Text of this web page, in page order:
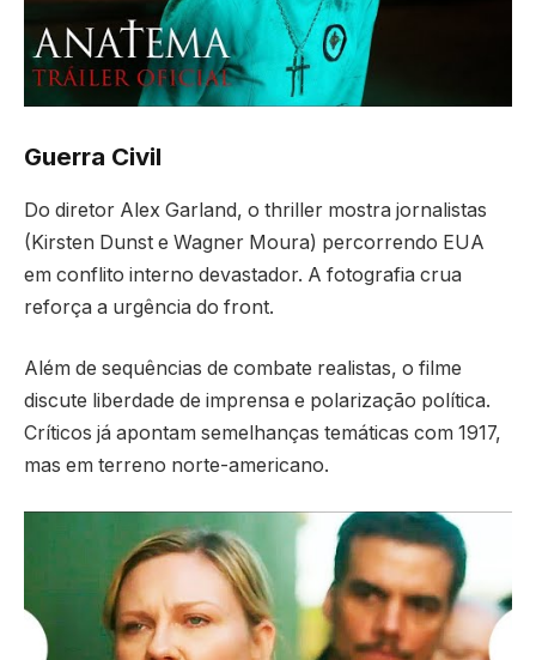
Guerra Civil
Do diretor Alex Garland, o thriller mostra jornalistas
(Kirsten Dunst e Wagner Moura) percorrendo EUA
em conflito interno devastador. A fotografia crua
reforça a urgência do front.
Além de sequências de combate realistas, o filme
discute liberdade de imprensa e polarização política.
Críticos já apontam semelhanças temáticas com 1917,
mas em terreno norte-americano.